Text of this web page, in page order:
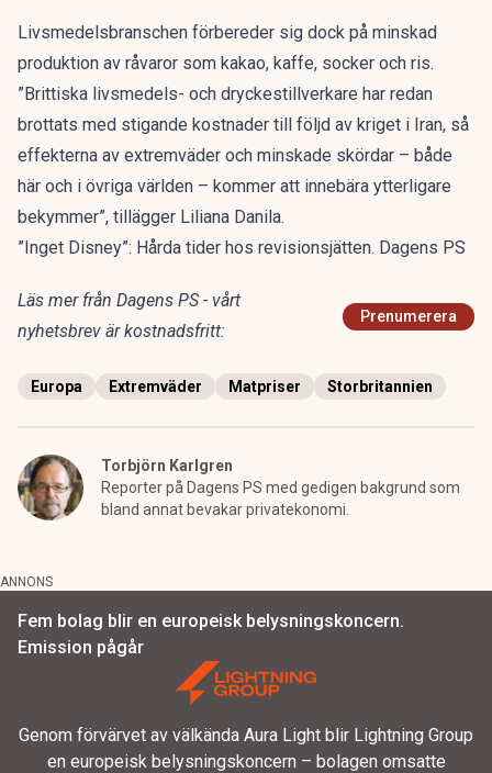
Livsmedelsbranschen förbereder sig dock på minskad
produktion av råvaror som kakao, kaffe, socker och ris.
”Brittiska livsmedels- och dryckestillverkare har redan
brottats med stigande kostnader till följd av kriget i Iran, så
effekterna av extremväder och minskade skördar – både
här och i övriga världen – kommer att innebära ytterligare
bekymmer”, tillägger Liliana Danila.
”Inget Disney”: Hårda tider hos revisionsjätten. Dagens PS
Läs mer från Dagens PS - vårt
nyhetsbrev är kostnadsfritt:
Prenumerera
Europa Extremväder Matpriser Storbritannien
Torbjörn Karlgren
Reporter på Dagens PS med gedigen bakgrund som
bland annat bevakar privatekonomi.
ANNONS
Fem bolag blir en europeisk belysningskoncern.
Emission pågår
Genom förvärvet av välkända Aura Light blir Lightning Group
en europeisk belysningskoncern – bolagen omsatte